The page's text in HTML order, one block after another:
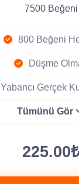
7500 Beğeni
800 Beğeni
Düşme
Yabancı Gerçek
Tümünü Gör
225.00₺